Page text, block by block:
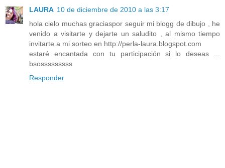
LAURA 10 de diciembre de 2010 a las 3:17
hola cielo muchas graciaspor seguir mi blogg de dibujo , he
venido a visitarte y dejarte un saludito , al mismo tiempo
invitarte a mi sorteo en http://perla-laura.blogspot.com
estaré encantada con tu participación si lo deseas ...
bsosssssssss
Responder